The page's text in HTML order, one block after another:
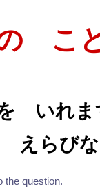
こ
いれま
らびな
the question.